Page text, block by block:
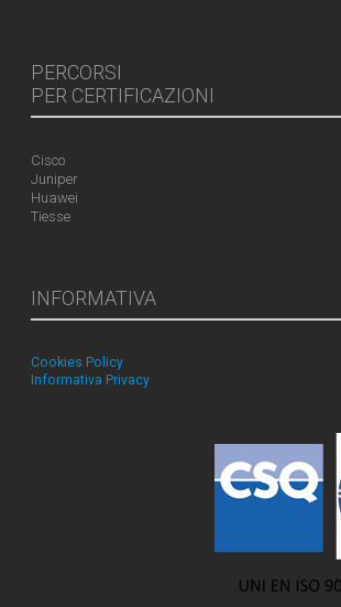
PERCORSI
PER CERTIFICAZIONI
Cisco
Juniper
Huawei
Tiesse
INFORMATIVA
Cookies Policy
Informativa Privacy